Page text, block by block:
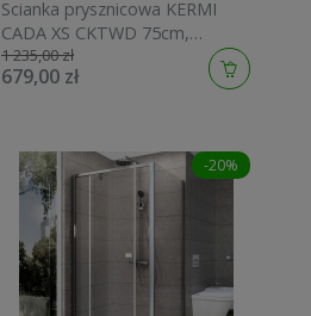
Scianka prysznicowa KERMI
CADA XS CKTWD 75cm,
H=200cm, srebrny połysk
CKTWD07520VPK
1 235,00 zł
679,00 zł
-20%